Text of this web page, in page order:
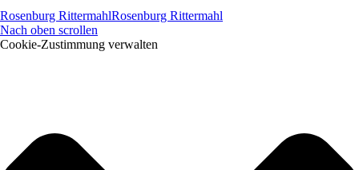
Rosenburg RittermahlRosenburg Rittermahl
Nach oben scrollen
Cookie-Zustimmung verwalten